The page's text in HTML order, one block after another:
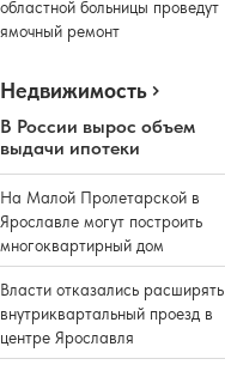
областной больницы проведут
ямочный ремонт
Недвижимость
В России вырос объем
выдачи ипотеки
На Малой Пролетарской в
Ярославле могут построить
многоквартирный дом
Власти отказались расширять
внутриквартальный проезд в
центре Ярославля